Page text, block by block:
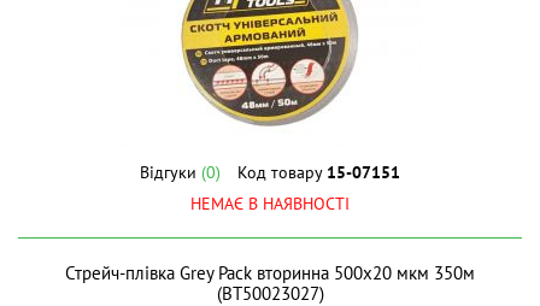
Відгуки (0) Код товару 15-07151
НЕМАЄ В НАЯВНОСТІ
Стрейч-плівка Grey Pack вторинна 500х20 мкм 350м
(BT50023027)